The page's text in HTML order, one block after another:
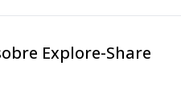
and Iceland.
for the British Mountain
Explore-Share